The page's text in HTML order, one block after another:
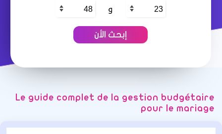
و
Le guide complet de la gestion budgétaire
pour le mariage